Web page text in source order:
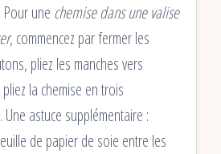
Pour une chemise dans une valise
, commencez par fermer les
pliez les manches vers
la chemise en trois
Une astuce supplémentaire :
de papier de soie entre les